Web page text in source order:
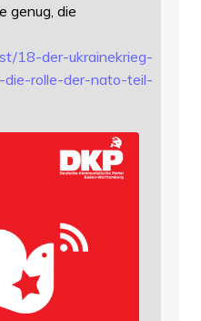
genug, die
18-der-ukrainekrieg-
rolle-der-nato-teil-